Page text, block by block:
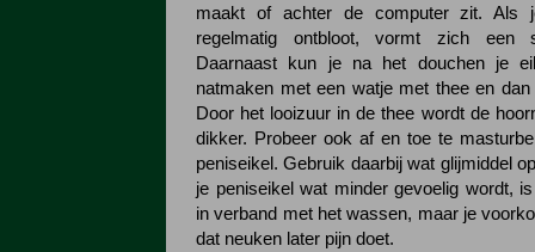
maakt of achter de computer zit. Als
regelmatig ontbloot, vormt zich een
Daarnaast kun je na het douchen je
natmaken met een watje met thee en dan
Door het looizuur in de thee wordt de
dikker. Probeer ook af en toe te
peniseikel. Gebruik daarbij wat glijmiddel
je peniseikel wat minder gevoelig wordt,
in verband met het wassen, maar je
dat neuken later pijn doet.